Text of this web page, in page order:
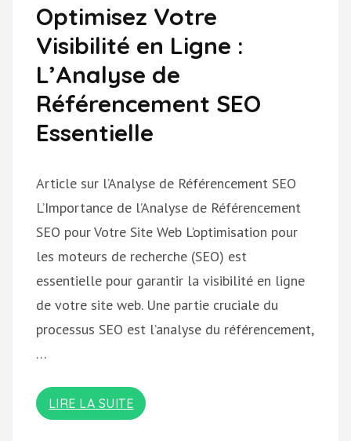
Optimisez Votre
Visibilité en Ligne :
L’Analyse de
Référencement SEO
Essentielle
Article sur l’Analyse de Référencement SEO
L’Importance de l’Analyse de Référencement
SEO pour Votre Site Web L’optimisation pour
les moteurs de recherche (SEO) est
essentielle pour garantir la visibilité en ligne
de votre site web. Une partie cruciale du
processus SEO est l’analyse du référencement,
…
LIRE LA SUITE